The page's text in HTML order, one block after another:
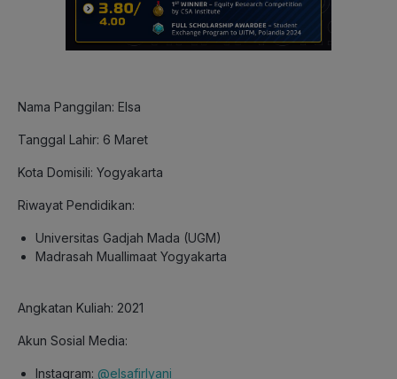
Nama Panggilan: Elsa
Tanggal Lahir: 6 Maret
Kota Domisili: Yogyakarta
Riwayat Pendidikan:
Universitas Gadjah Mada (UGM)
Madrasah Muallimaat Yogyakarta
Angkatan Kuliah: 2021
Akun Sosial Media:
Instagram: @elsafirlyani